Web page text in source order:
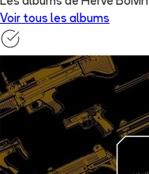
Voir tous les albums